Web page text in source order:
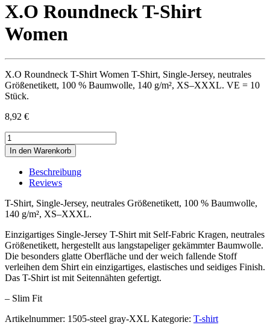
X.O Roundneck T-Shirt
Women
X.O Roundneck T-Shirt Women T-Shirt, Single-Jersey, neutrales
Größenetikett, 100 % Baumwolle, 140 g/m², XS–XXXL. VE = 10
Stück.
8,92 €
X.O
Roundneck
T-
Shirt
Women
quantity
In den Warenkorb
Beschreibung
Reviews
T-Shirt, Single-Jersey, neutrales Größenetikett, 100 % Baumwolle,
140 g/m², XS–XXXL.
Einzigartiges Single-Jersey T-Shirt mit Self-Fabric Kragen, neutrales
Größenetikett, hergestellt aus langstapeliger gekämmter Baumwolle.
Die besonders glatte Oberfläche und der weich fallende Stoff
verleihen dem Shirt ein einzigartiges, elastisches und seidiges Finish.
Das T-Shirt ist mit Seitennähten gefertigt.
– Slim Fit
Artikelnummer: 1505-steel gray-XXL Kategorie: T-shirt